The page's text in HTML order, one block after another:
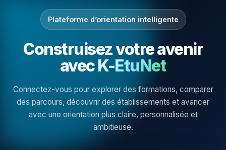
Plateforme d’orientation intelligente
Construisez votre avenir
avecK-EtuNet
Connectez-vous pour explorer des formations, comparer
des parcours, découvrir des établissements et avancer
avec une orientation plus claire, personnalisée et
ambitieuse.